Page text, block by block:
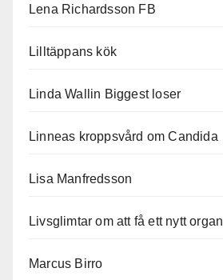
Lena Richardsson FB
Lilltäppans kök
Linda Wallin Biggest loser
Linneas kroppsvård om Candida
Lisa Manfredsson
Livsglimtar om att få ett nytt organ
Marcus Birro